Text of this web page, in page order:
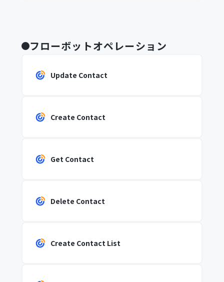
フローボットオペレーション
Update Contact
Create Contact
Get Contact
Delete Contact
Create Contact List